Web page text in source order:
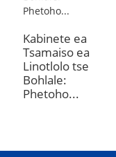
Kabinete ea
Tsamaiso ea
Linotlolo tse
Bohlale:
Phetoho...